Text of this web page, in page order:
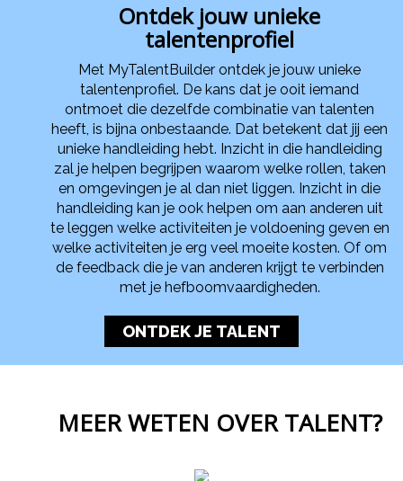
Ontdek jouw unieke
talentenprofiel
Met MyTalentBuilder ontdek je jouw unieke
talentenprofiel. De kans dat je ooit iemand
ontmoet die dezelfde combinatie van talenten
heeft, is bijna onbestaande. Dat betekent dat jij een
unieke handleiding hebt. Inzicht in die handleiding
zal je helpen begrijpen waarom welke rollen, taken
en omgevingen je al dan niet liggen. Inzicht in die
handleiding kan je ook helpen om aan anderen uit
te leggen welke activiteiten je voldoening geven en
welke activiteiten je erg veel moeite kosten. Of om
de feedback die je van anderen krijgt te verbinden
met je hefboomvaardigheden.
ONTDEK JE TALENT
MEER WETEN OVER TALENT?